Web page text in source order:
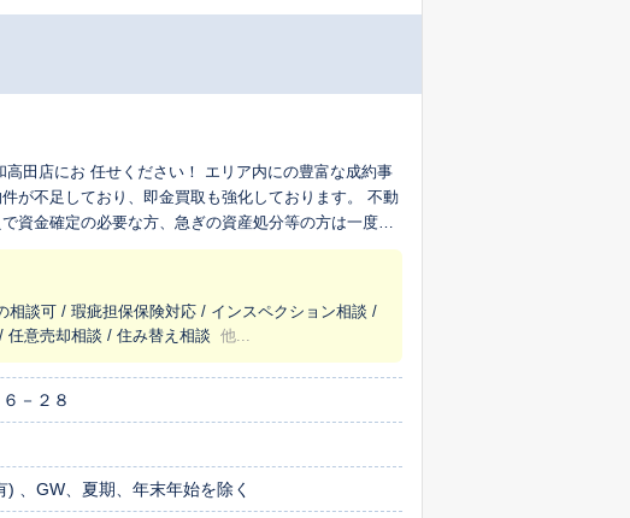
田店にお 任せください！ エリア内にの豊富な成約事
が不足しており、即金買取も強化しております。 不動
資金確定の必要な方、急ぎの資産処分等の方は一度ご
相談可 / 瑕疵担保保険対応 / インスペクション相談 /
任意売却相談 / 住み替え相談 他...
－２８
、GW、夏期、年末年始を除く